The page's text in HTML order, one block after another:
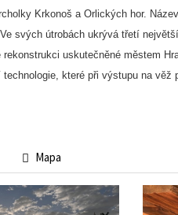
Krkonoš a Orlických hor.
svých útrobách ukrývá třetí
uskutečněné městem
které při výstupu na
Mapa